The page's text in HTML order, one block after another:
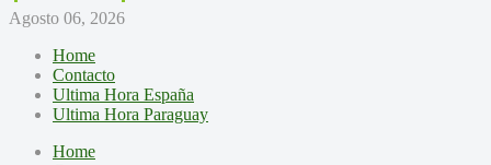
Agosto 06, 2026
Home
Contacto
Ultima Hora España
Ultima Hora Paraguay
Home